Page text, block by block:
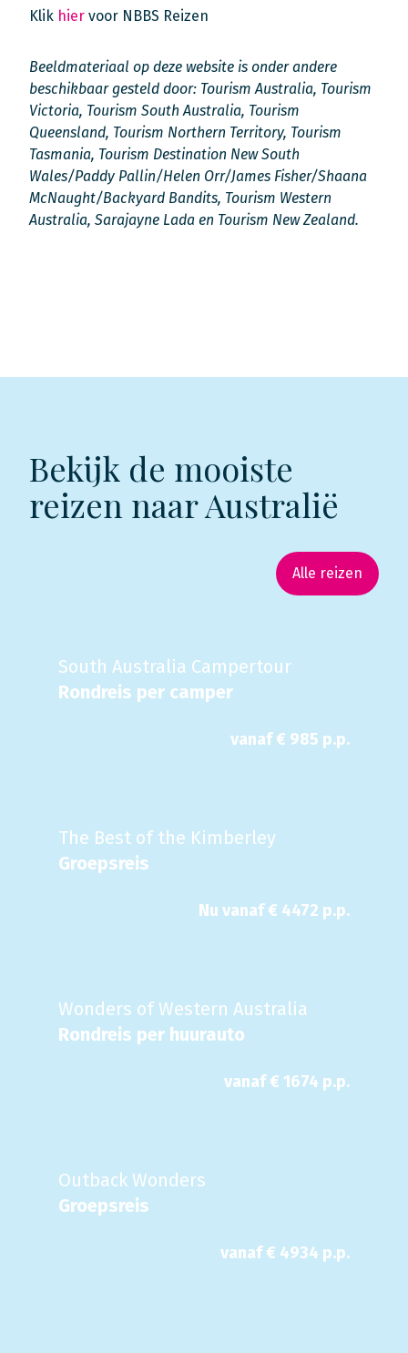
Klik hier voor NBBS Reizen
Beeldmateriaal op deze website is onder andere
beschikbaar gesteld door: Tourism Australia, Tourism
Victoria, Tourism South Australia, Tourism
Queensland, Tourism Northern Territory, Tourism
Tasmania, Tourism Destination New South
Wales/Paddy Pallin/Helen Orr/James Fisher/Shaana
McNaught/Backyard Bandits, Tourism Western
Australia, Sarajayne Lada en Tourism New Zealand.
Bekijk de mooiste
reizen naar Australië
Alle reizen
South Australia Campertour
Rondreis per camper
vanaf € 985 p.p.
The Best of the Kimberley
Groepsreis
Nu vanaf € 4472 p.p.
Wonders of Western Australia
Rondreis per huurauto
vanaf € 1674 p.p.
Outback Wonders
Groepsreis
vanaf € 4934 p.p.